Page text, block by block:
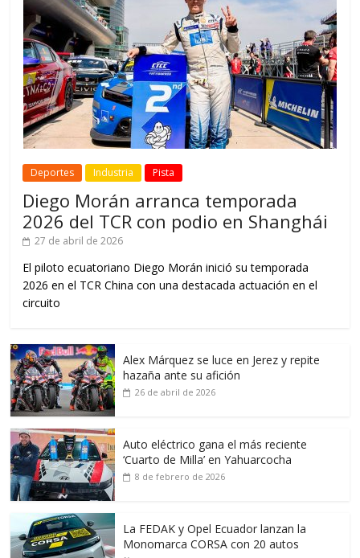
Deportes Industria Pista
Diego Morán arranca temporada
2026 del TCR con podio en Shanghái
27 de abril de 2026
El piloto ecuatoriano Diego Morán inició su temporada
2026 en el TCR China con una destacada actuación en el
circuito
Alex Márquez se luce en Jerez y repite
hazaña ante su afición
26 de abril de 2026
Auto eléctrico gana el más reciente
‘Cuarto de Milla’ en Yahuarcocha
8 de febrero de 2026
La FEDAK y Opel Ecuador lanzan la
Monomarca CORSA con 20 autos